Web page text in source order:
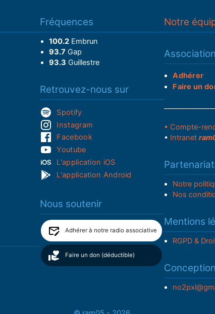
Fréquences
100.2Embrun
93.7 Gap
93.3 Guillestre
Retrouvez-nous sur
Spotify
Instagram
Facebook
Youtube
L'application iOS
L'application Android
Nous soutenir
Adhérer à notre radio associative
Faire un don (déductible)
Notre
Association
Adhérer
Faire un
• Compte-
• Intranet
Notre
Nos
Mentions
RGPD &